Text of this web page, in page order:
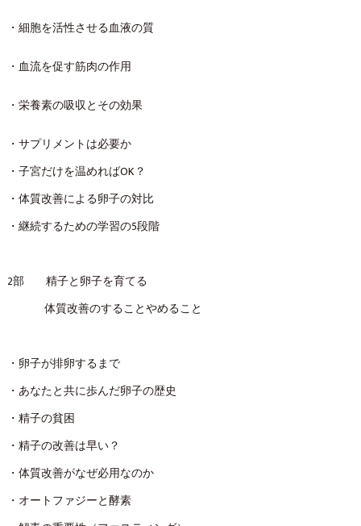
・細胞を活性させる血液の質
・血流を促す筋肉の作用
・栄養素の吸収とその効果
・サプリメントは必要か
・子宮だけを温めればOK？
・体質改善による卵子の対比
・継続するための学習の5段階
2部 精子と卵子を育てる
体質改善のすることやめること
・卵子が排卵するまで
・あなたと共に歩んだ卵子の歴史
・精子の貧困
・精子の改善は早い？
・体質改善がなぜ必用なのか
・オートファジーと酵素